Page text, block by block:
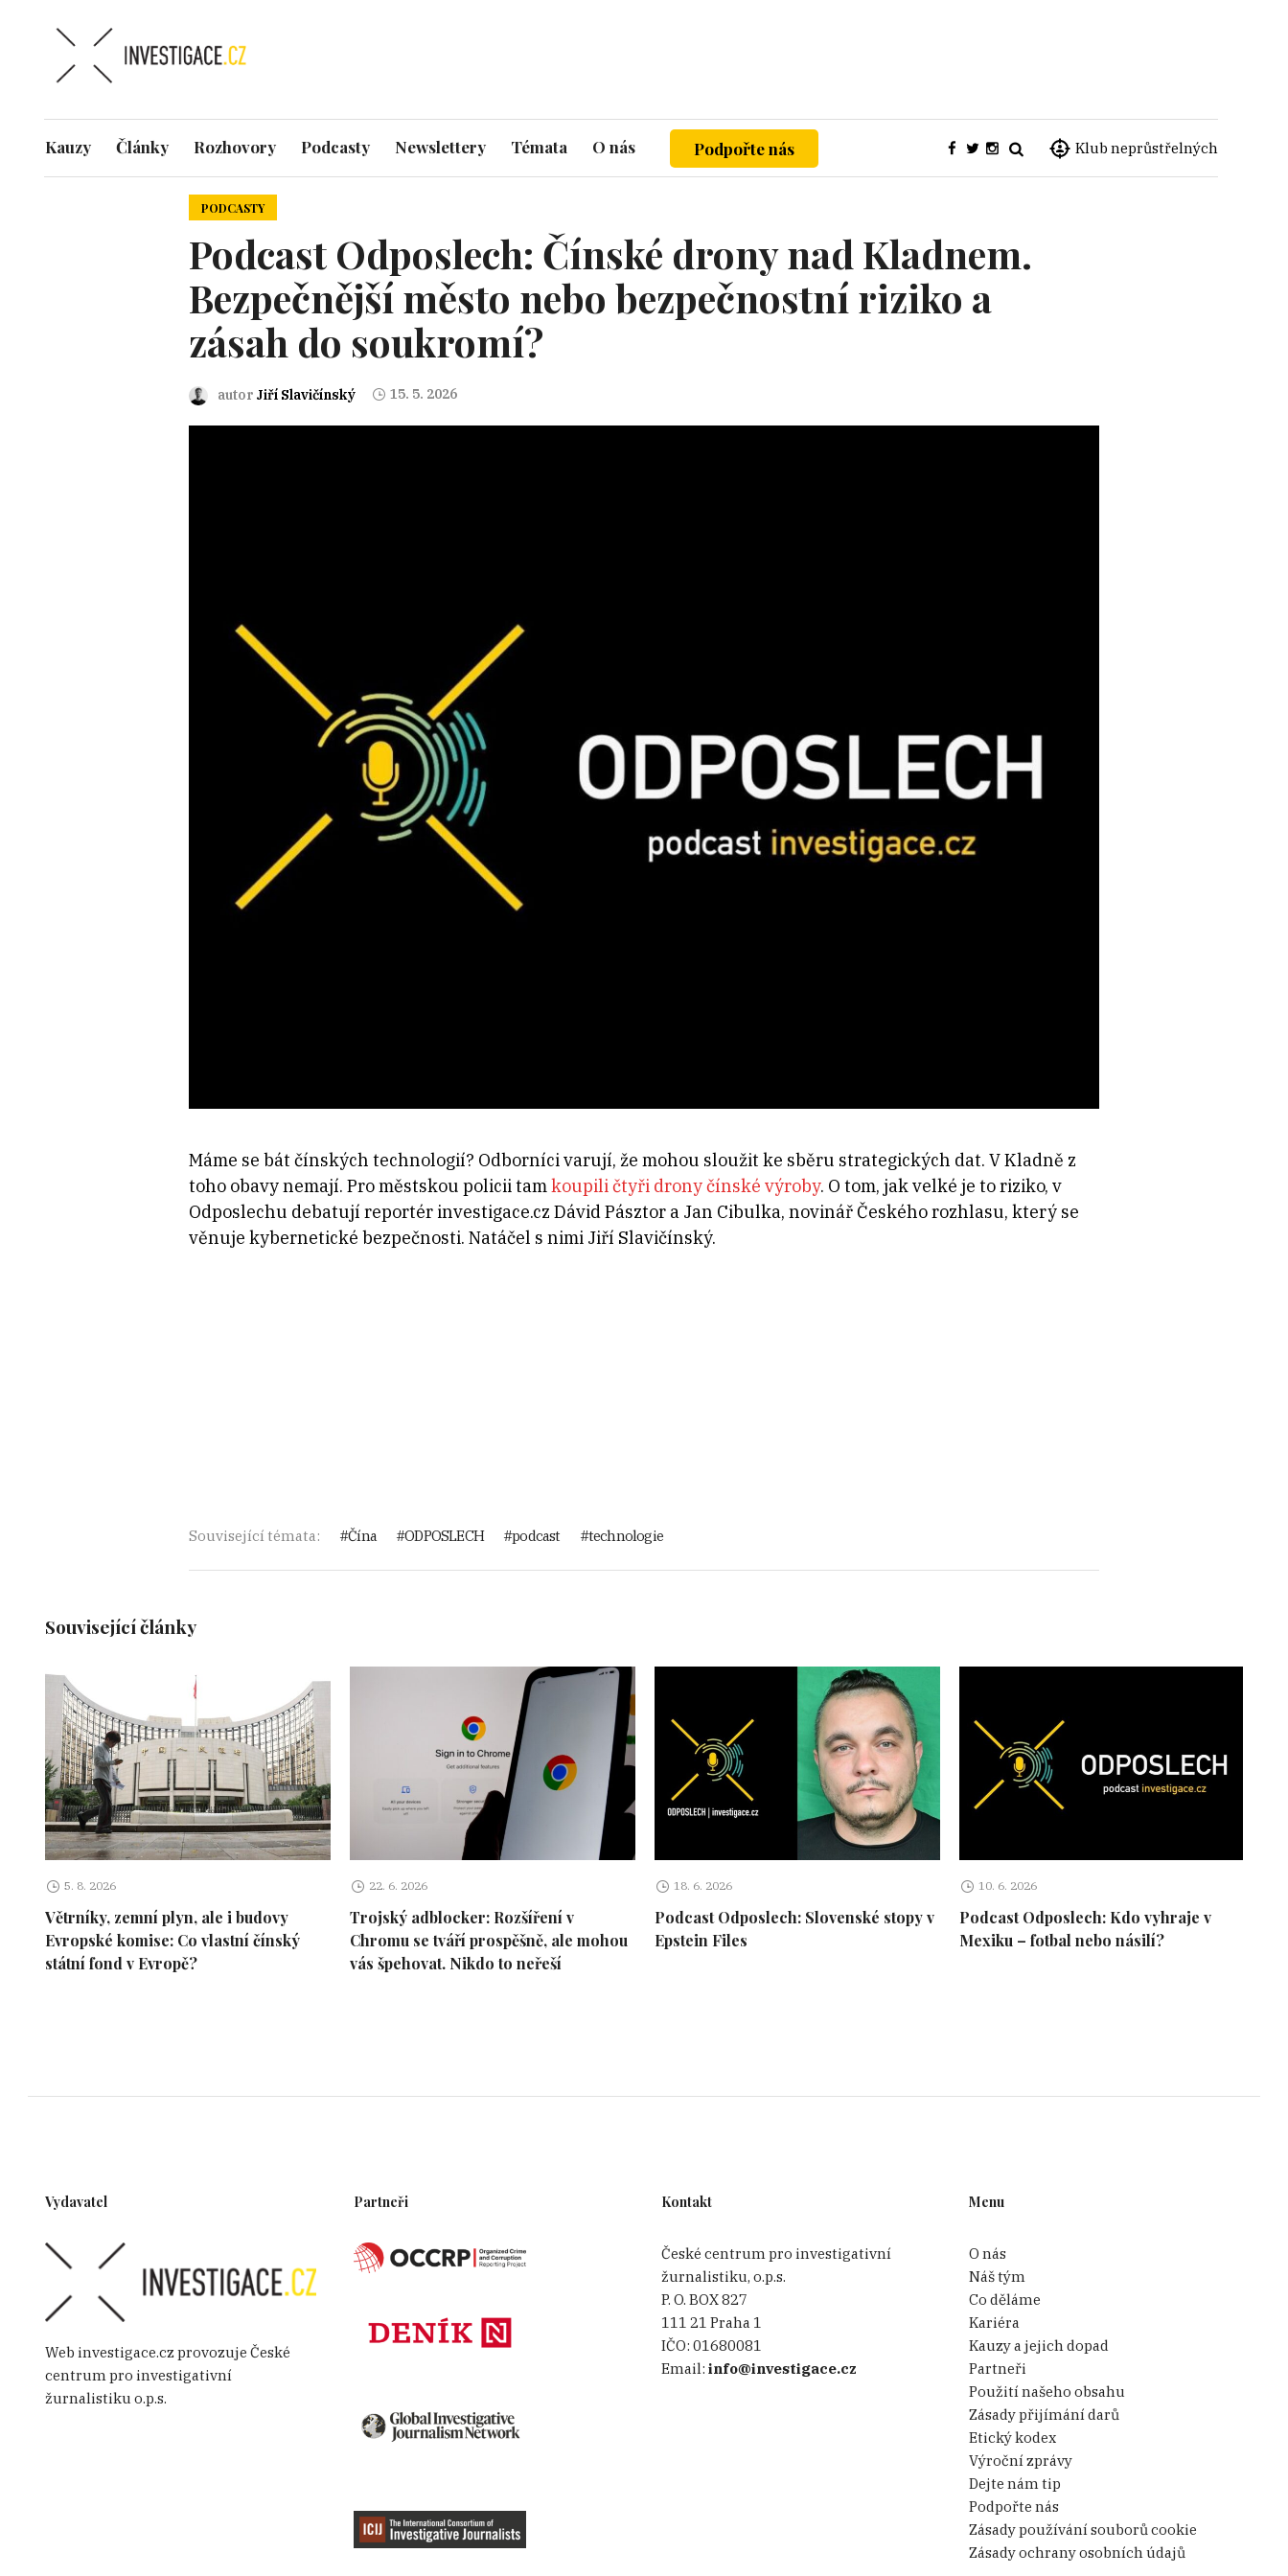
Klub neprůstřelných
Kauzy Články Rozhovory Podcasty Newslettery Témata O nás Podpořte nás
PODCASTY
Podcast Odposlech: Čínské drony nad Kladnem.
Bezpečnější město nebo bezpečnostní riziko a
zásah do soukromí?
autor Jiří Slavičínský 15. 5. 2026
Máme se bát čínských technologií? Odborníci varují, že mohou sloužit ke sběru strategických dat. V Kladně z
toho obavy nemají. Pro městskou policii tam koupili čtyři drony čínské výroby. O tom, jak velké je to riziko, v
Odposlechu debatují reportér investigace.cz Dávid Pásztor a Jan Cibulka, novinář Českého rozhlasu, který se
věnuje kybernetické bezpečnosti. Natáčel s nimi Jiří Slavičínský.
Související témata: Čína ODPOSLECH podcast technologie
Související články
5. 8. 2026
Větrníky, zemní plyn, ale i budovy
Evropské komise: Co vlastní čínský
státní fond v Evropě?
22. 6. 2026
Trojský adblocker: Rozšíření v
Chromu se tváří prospěšně, ale mohou
vás špehovat. Nikdo to neřeší
18. 6. 2026
Podcast Odposlech: Slovenské stopy v
Epstein Files
10. 6. 2026
Podcast Odposlech: Kdo vyhraje v
Mexiku – fotbal nebo násilí?
Vydavatel
Web investigace.cz provozuje České
centrum pro investigativní
žurnalistiku o.p.s.
Partneři Kontakt
České centrum pro investigativní
žurnalistiku, o.p.s.
P. O. BOX 827
111 21 Praha 1
IČO: 01680081
Email: info@investigace.cz
Menu
O nás
Náš tým
Co děláme
Kariéra
Kauzy a jejich dopad
Partneři
Použití našeho obsahu
Zásady přijímání darů
Etický kodex
Výroční zprávy
Dejte nám tip
Podpořte nás
Zásady používání souborů cookie
Zásady ochrany osobních údajů